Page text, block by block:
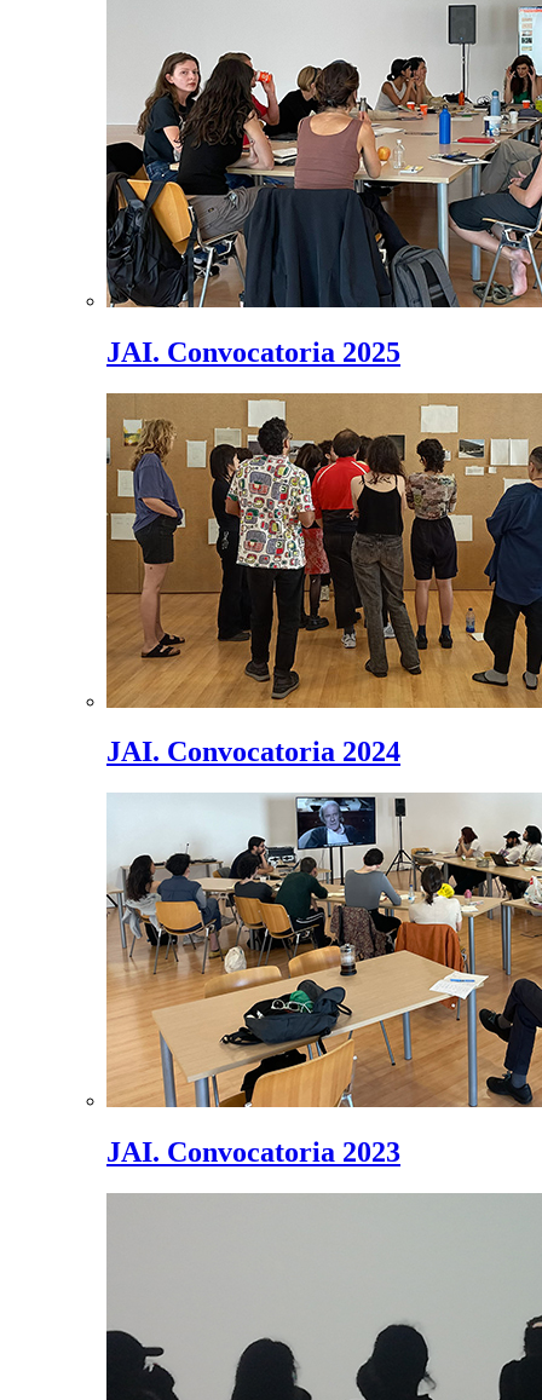
JAI. Convocatoria 2025
JAI. Convocatoria 2024
JAI. Convocatoria 2023